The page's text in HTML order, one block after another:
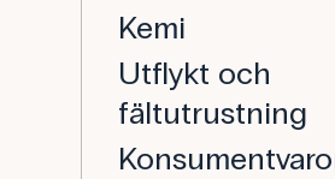
Kemi
Utflykt och
fältutrustning